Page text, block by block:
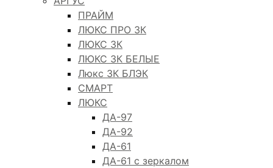
ПРАЙМ
ЛЮКС ПРО 3К
ЛЮКС 3К
ЛЮКС 3К БЕЛЫЕ
Люкс 3К БЛЭК
СМАРТ
ЛЮКС
ДА-97
ДА-92
ДА-61
ДА-61 с зеркалом